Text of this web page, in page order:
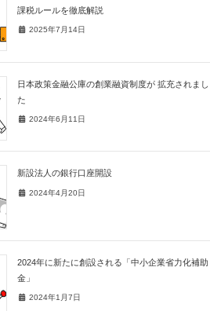
課税ルールを徹底解説
2025年7月14日
日本政策金融公庫の創業融資制度が 拡充されまし
た
2024年6月11日
新設法人の銀行口座開設
2024年4月20日
2024年に新たに創設される「中小企業省力化補助
金」
2024年1月7日